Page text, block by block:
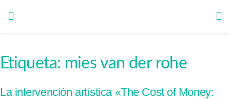
Etiqueta: mies van der rohe
La intervención artística «The Cost of Money: